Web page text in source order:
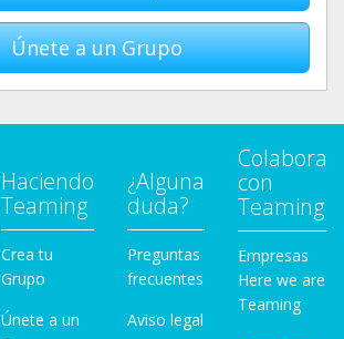
Únete a un Grupo
Haciendo
Teaming
Crea tu
Grupo
Únete a un
¿Alguna
duda?
Preguntas
frecuentes
Aviso legal
Colabora
con
Teaming
Empresas
Here we are
Teaming